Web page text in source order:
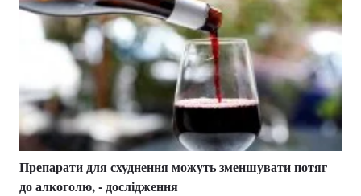
Препарати для схуднення можуть зменшувати потяг
до алкоголю, - дослідження